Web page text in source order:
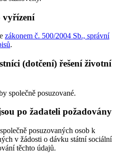
vyřízení
zákonem č. 500/2004 Sb., správní
.
(dotčení) řešení životní
společně posuzované.
po žadateli požadovány
posuzovaných osob k
v žádosti o dávku státní sociální
těchto údajů.